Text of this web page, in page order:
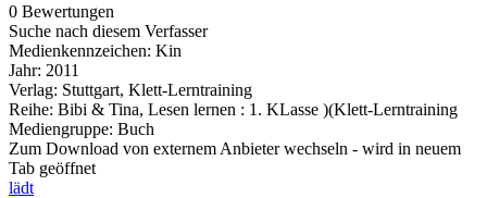
0 Bewertungen
Suche nach diesem Verfasser
Medienkennzeichen: Kin
Jahr: 2011
Verlag: Stuttgart, Klett-Lerntraining
Reihe: Bibi & Tina, Lesen lernen : 1. KLasse )(Klett-Lerntraining
Mediengruppe: Buch
Zum Download von externem Anbieter wechseln - wird in neuem
Tab geöffnet
lädt